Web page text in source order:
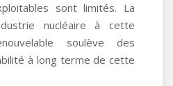
sont limités. La
nucléaire à cette
soulève des
à long terme de cette